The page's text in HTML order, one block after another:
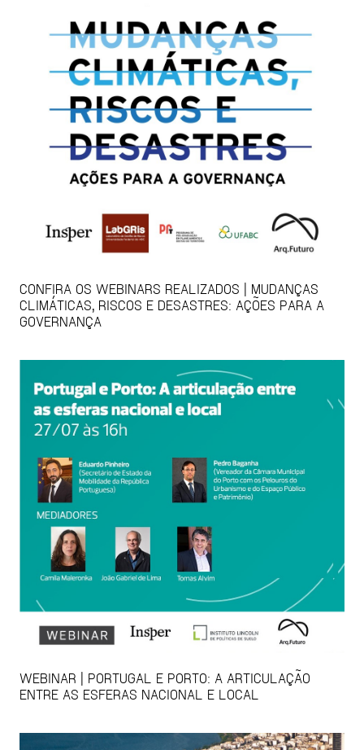
CONFIRA OS WEBINARS REALIZADOS | MUDANÇAS
CLIMÁTICAS, RISCOS E DESASTRES: AÇÕES PARA A
GOVERNANÇA
WEBINAR | PORTUGAL E PORTO: A ARTICULAÇÃO
ENTRE AS ESFERAS NACIONAL E LOCAL